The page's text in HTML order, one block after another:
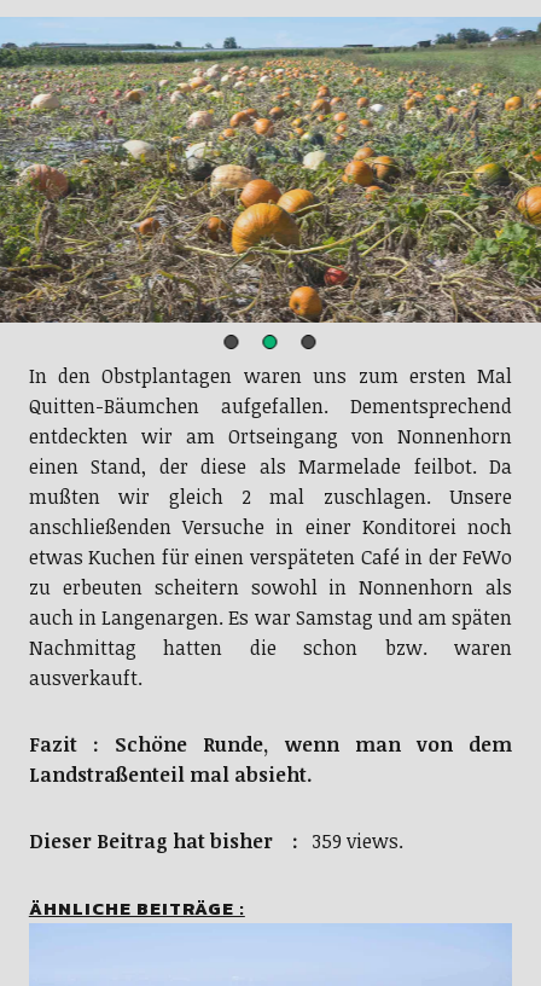
In den Obstplantagen waren uns zum ersten Mal
Quitten-Bäumchen aufgefallen. Dementsprechend
entdeckten wir am Ortseingang von Nonnenhorn
einen Stand, der diese als Marmelade feilbot. Da
mußten wir gleich 2 mal zuschlagen. Unsere
anschließenden Versuche in einer Konditorei noch
etwas Kuchen für einen verspäteten Café in der FeWo
zu erbeuten scheitern sowohl in Nonnenhorn als
auch in Langenargen. Es war Samstag und am späten
Nachmittag hatten die schon bzw. waren
ausverkauft.
Fazit : Schöne Runde, wenn man von dem
Landstraßenteil mal absieht.
Dieser Beitrag hat bisher : 359 views.
ÄHNLICHE BEITRÄGE :